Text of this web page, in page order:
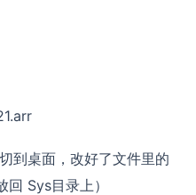
到桌面，改好了文件里的
Sys目录上）